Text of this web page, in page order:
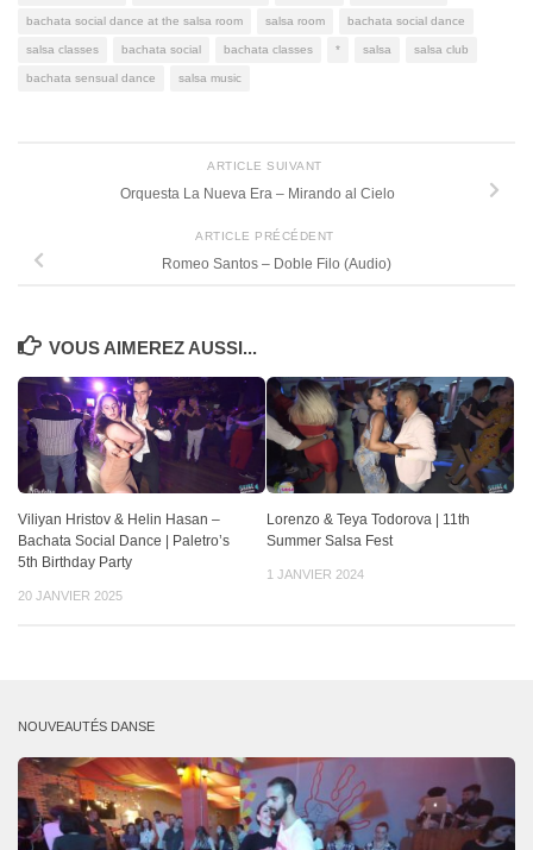
bachata social dance at the salsa room salsa room bachata social dance
salsa classes bachata social bachata classes * salsa salsa club
bachata sensual dance salsa music
ARTICLE SUIVANT
Orquesta La Nueva Era – Mirando al Cielo
ARTICLE PRÉCÉDENT
Romeo Santos – Doble Filo (Audio)
VOUS AIMEREZ AUSSI...
Viliyan Hristov & Helin Hasan –
Bachata Social Dance | Paletro’s
5th Birthday Party
20 JANVIER 2025
Lorenzo & Teya Todorova | 11th
Summer Salsa Fest
1 JANVIER 2024
NOUVEAUTÉS DANSE